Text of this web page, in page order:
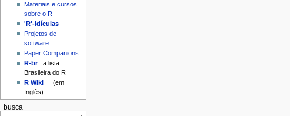
Materiais e cursos
sobre o R
'R'-idículas
Projetos de
software
Paper Companions
R-br: a lista
Brasileira do R
R Wiki
(em
Inglês).
busca